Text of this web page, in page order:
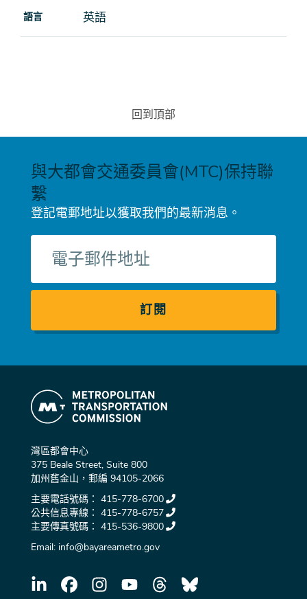
語言 英語
回到頂部
與大都會交通委員會(MTC)保持聯
繫
登記電郵地址以獲取我們的最新消息。
郵
件
灣區都會中心
375 Beale Street, Suite 800
加州舊金山，郵編 94105-2066
主要電話號碼： 415-778-6700
公共信息專線： 415-778-6757
主要傳真號碼： 415-536-9800
Email: info@bayareametro.gov